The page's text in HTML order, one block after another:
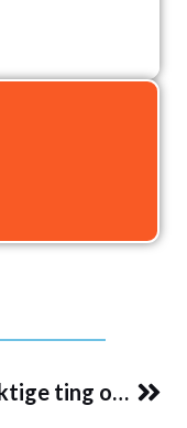
Tre viktige ting om Pfizers kliniske vaksinestudie